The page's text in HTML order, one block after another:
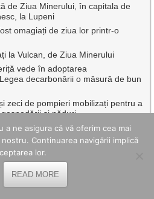
de Ziua Minerului, în capitala de
la Lupeni
omagiați de ziua lor printr-o
la Vulcan, de Ziua Minerului
vede în adoptarea
decarbonării o măsură de bun
zeci de pompieri mobilizați pentru a
și păduri
mai ușor de întreținut, fără efort
proiectele PNRR pentru
de învățământ
ajunge, pe 30 iulie, la Lupeni
Lacul Balaton pentru elevi de la
a ne asigura că vă oferim cea mai
Continuarea navigării implică
lor.
READ MORE